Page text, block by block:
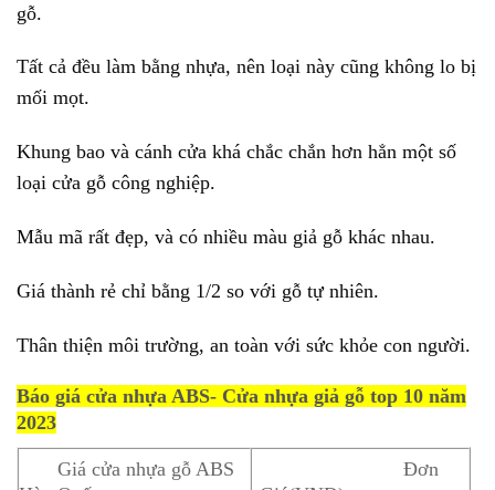
gỗ.
Tất cả đều làm bằng nhựa, nên loại này cũng không lo bị
mối mọt.
Khung bao và cánh cửa khá chắc chắn hơn hẳn một số
loại cửa gỗ công nghiệp.
Mẫu mã rất đẹp, và có nhiều màu giả gỗ khác nhau.
Giá thành rẻ chỉ bằng 1/2 so với gỗ tự nhiên.
Thân thiện môi trường, an toàn với sức khỏe con người.
Báo giá cửa nhựa ABS- Cửa nhựa giả gỗ top 10 năm
2023
Giá cửa nhựa gỗ ABS
Đơn